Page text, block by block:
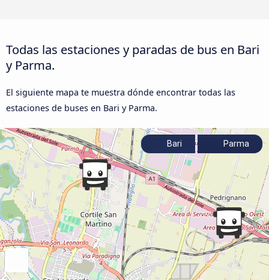
Todas las estaciones y paradas de bus en Bari
y Parma.
El siguiente mapa te muestra dónde encontrar todas las
estaciones de buses en Bari y Parma.
Bari Parma